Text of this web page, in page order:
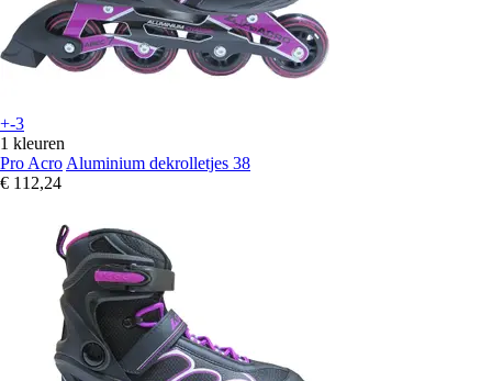
+-3
1 kleuren
Pro Acro Aluminium dekrolletjes 38
€ 112,24